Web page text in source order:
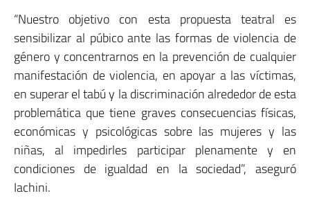
“Nuestro objetivo con esta propuesta teatral es
sensibilizar al púbico ante las formas de violencia de
género y concentrarnos en la prevención de cualquier
manifestación de violencia, en apoyar a las víctimas,
en superar el tabú y la discriminación alrededor de esta
problemática que tiene graves consecuencias físicas,
económicas y psicológicas sobre las mujeres y las
niñas, al impedirles participar plenamente y en
condiciones de igualdad en la sociedad”, aseguró
Iachini.